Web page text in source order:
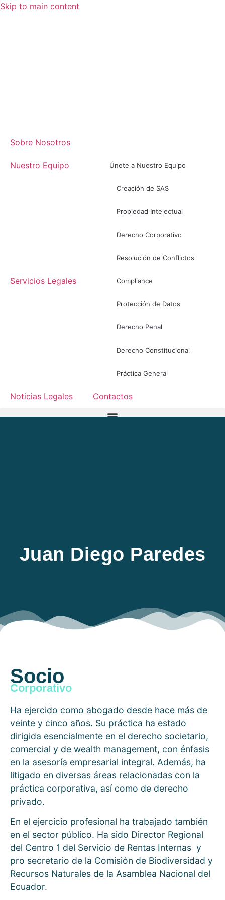
Skip to main content
Sobre Nosotros
Nuestro Equipo Únete a Nuestro Equipo
Servicios Legales
Creación de SAS
Propiedad Intelectual
Derecho Corporativo
Resolución de Conflictos
Compliance
Protección de Datos
Derecho Penal
Derecho Constitucional
Práctica General
Noticias Legales Contactos
Juan Diego Paredes
Socio
Corporativo
Ha ejercido como abogado desde hace más de
veinte y cinco años. Su práctica ha estado
dirigida esencialmente en el derecho societario,
comercial y de wealth management, con énfasis
en la asesoría empresarial integral. Además, ha
litigado en diversas áreas relacionadas con la
práctica corporativa, así como de derecho
privado.
En el ejercicio profesional ha trabajado también
en el sector público. Ha sido Director Regional
del Centro 1 del Servicio de Rentas Internas y
pro secretario de la Comisión de Biodiversidad y
Recursos Naturales de la Asamblea Nacional del
Ecuador.